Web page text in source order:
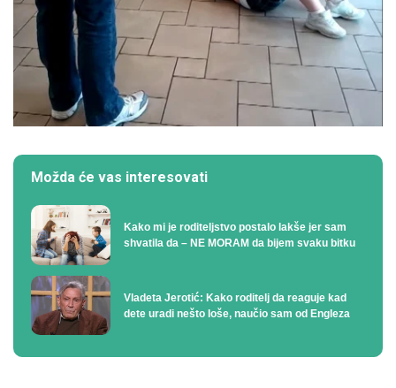
Možda će vas interesovati
Kako mi je roditeljstvo postalo lakše jer sam
shvatila da – NE MORAM da bijem svaku bitku
Vladeta Jerotić: Kako roditelj da reaguje kad
dete uradi nešto loše, naučio sam od Engleza